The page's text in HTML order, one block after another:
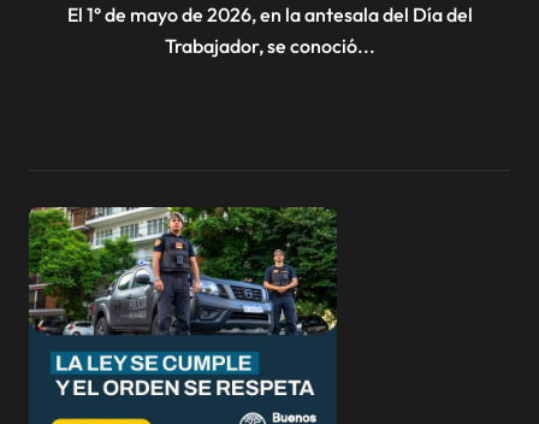
El 1° de mayo de 2026, en la antesala del Día del
Trabajador, se conoció...